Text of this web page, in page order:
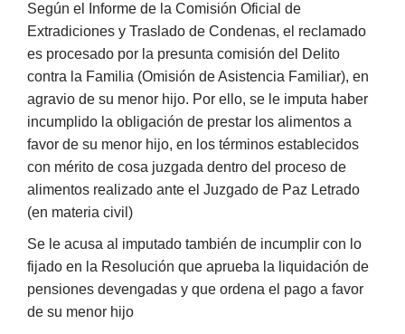
Según el Informe de la Comisión Oficial de
Extradiciones y Traslado de Condenas, el reclamado
es procesado por la presunta comisión del Delito
contra la Familia (Omisión de Asistencia Familiar), en
agravio de su menor hijo. Por ello, se le imputa haber
incumplido la obligación de prestar los alimentos a
favor de su menor hijo, en los términos establecidos
con mérito de cosa juzgada dentro del proceso de
alimentos realizado ante el Juzgado de Paz Letrado
(en materia civil)
Se le acusa al imputado también de incumplir con lo
fijado en la Resolución que aprueba la liquidación de
pensiones devengadas y que ordena el pago a favor
de su menor hijo